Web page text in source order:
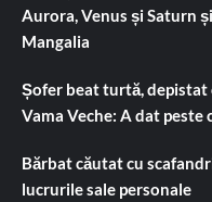
Aurora, Venus și Saturn
Mangalia
Șofer beat turtă, depistat
Vama Veche: A dat peste
Bărbat căutat cu
lucrurile sale personale